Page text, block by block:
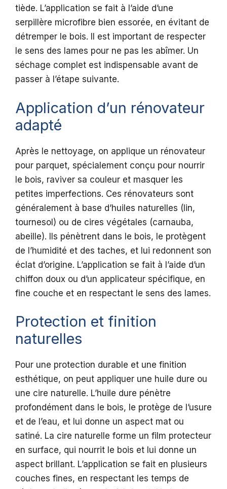
tiède. L’application se fait à l’aide d’une
serpillère microfibre bien essorée, en évitant de
détremper le bois. Il est important de respecter
le sens des lames pour ne pas les abîmer. Un
séchage complet est indispensable avant de
passer à l’étape suivante.
Application d’un rénovateur
adapté
Après le nettoyage, on applique un rénovateur
pour parquet, spécialement conçu pour nourrir
le bois, raviver sa couleur et masquer les
petites imperfections. Ces rénovateurs sont
généralement à base d’huiles naturelles (lin,
tournesol) ou de cires végétales (carnauba,
abeille). Ils pénètrent dans le bois, le protègent
de l’humidité et des taches, et lui redonnent son
éclat d’origine. L’application se fait à l’aide d’un
chiffon doux ou d’un applicateur spécifique, en
fine couche et en respectant le sens des lames.
Protection et finition
naturelles
Pour une protection durable et une finition
esthétique, on peut appliquer une huile dure ou
une cire naturelle. L’huile dure pénètre
profondément dans le bois, le protège de l’usure
et de l’eau, et lui donne un aspect mat ou
satiné. La cire naturelle forme un film protecteur
en surface, qui nourrit le bois et lui donne un
aspect brillant. L’application se fait en plusieurs
couches fines, en respectant les temps de